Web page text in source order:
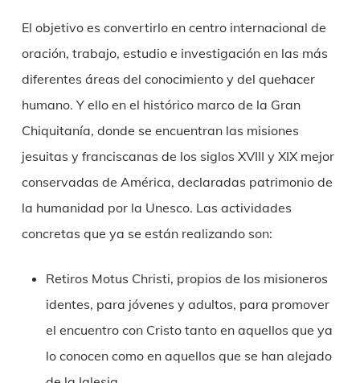
El objetivo es convertirlo en centro internacional de
oración, trabajo, estudio e investigación en las más
diferentes áreas del conocimiento y del quehacer
humano. Y ello en el histórico marco de la Gran
Chiquitanía, donde se encuentran las misiones
jesuitas y franciscanas de los siglos XVIII y XIX mejor
conservadas de América, declaradas patrimonio de
la humanidad por la Unesco. Las actividades
concretas que ya se están realizando son:
Retiros Motus Christi, propios de los misioneros
identes, para jóvenes y adultos, para promover
el encuentro con Cristo tanto en aquellos que ya
lo conocen como en aquellos que se han alejado